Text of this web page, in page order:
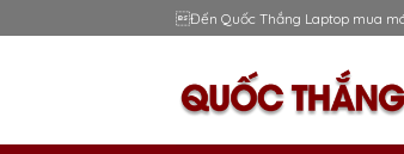
to
Đến Quốc Thắng Laptop mua